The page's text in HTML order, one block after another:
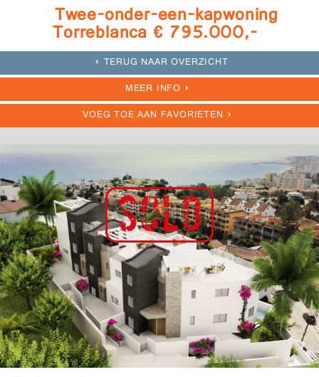
Twee-onder-een-kapwoning
Torreblanca € 795.000,-
TERUG NAAR OVERZICHT
MEER INFO
VOEG TOE AAN FAVORIETEN